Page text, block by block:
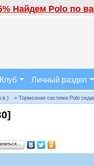
Найдем Polo по
Клуб Личный раздел
» Тормозная система Polo
]